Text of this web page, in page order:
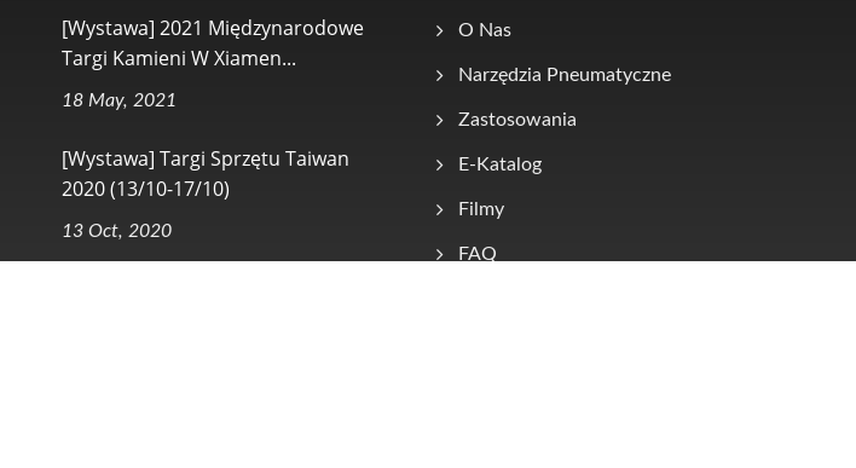
[Wystawa] 2021 Międzynarodowe
Targi Kamieni W Xiamen...
18 May, 2021
[Wystawa] Targi Sprzętu Taiwan
2020 (13/10-17/10)
13 Oct, 2020
O Nas
Narzędzia Pneumatyczne
Zastosowania
E-Katalog
Filmy
FAQ